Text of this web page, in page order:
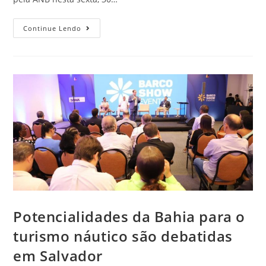
Continue Lendo
Potencialidades da Bahia para o
turismo náutico são debatidas
em Salvador